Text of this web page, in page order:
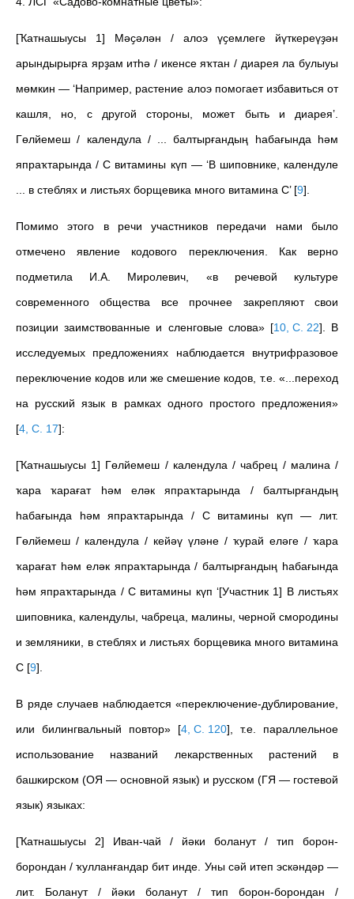
[Ҡатнашыусы 1] Мәҫәлән / алоэ үҫемлеге йүткереүҙән
арындырырға ярҙам итһә / икенсе яҡтан / диарея ла булыуы
мөмкин — ‘Например, растение алоэ помогает избавиться от
кашля, но, с другой стороны, может быть и диарея’.
Гөлйемеш / календула / ... балтырғандың һабағында һәм
япраҡтарында / С витамины күп — ‘В шиповнике, календуле
... в стеблях и листьях борщевика много витамина С’ [9]
Помимо этого в речи участников передачи нами было
отмечено явление кодового переключения. Как верно
подметила И.А. Миролевич, «в речевой культуре
современного общества все прочнее закрепляют свои
позиции заимствованные и сленговые слова» [10, C. 22] . В
исследуемых предложениях наблюдается внутрифразовое
переключение кодов или же смешение кодов, т.е. «...переход
на русский язык в рамках одного простого предложения»
[4, C. 17]:
[Ҡатнашыусы 1] Гөлйемеш / календула / чабрец / малина /
ҡара ҡарағат һәм еләк япраҡтарында / балтырғандың
һабағында һәм япраҡтарында / С витамины күп — лит.
Гөлйемеш / календула / кейәү үләне / ҡурай еләге / ҡара
ҡарағат һәм еләк япраҡтарында / балтырғандың һабағында
һәм япраҡтарында / С витамины күп ‘[Участник 1] В листьях
шиповника, календулы, чабреца, малины, черной смородины
и земляники, в стеблях и листьях борщевика много витамина
С [9]
В ряде случаев наблюдается «переключение-дублирование,
или билингвальный повтор» [4, C. 120] , т.е. параллельное
использование названий лекарственных растений в
башкирском (ОЯ — основной язык) и русском (ГЯ — гостевой
язык) языках:
[Ҡатнашыусы 2] Иван-чай / йәки боланут / тип борон-
борондан / ҡулланғандар бит инде. Уны сәй итеп эскәндәр —
лит. Боланут / йәки боланут / тип борон-борондан /